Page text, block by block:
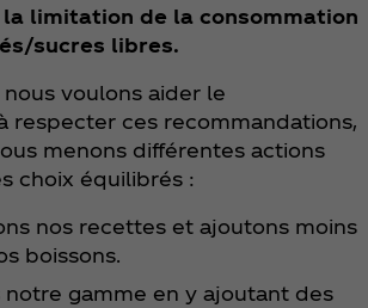
limitation de la consommation
sucres libres.
nous voulons aider le
respecter ces recommandations,
menons différentes actions
choix équilibrés :
nos recettes et ajoutons moins
boissons.
notre gamme en y ajoutant des